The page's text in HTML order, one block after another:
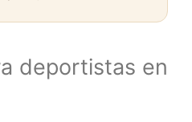
deportistas en